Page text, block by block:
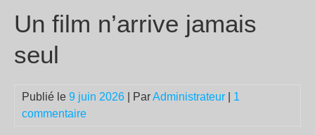
Un film n’arrive jamais
seul
Publié le 9 juin 2026 | ParAdministrateur
1
commentaire